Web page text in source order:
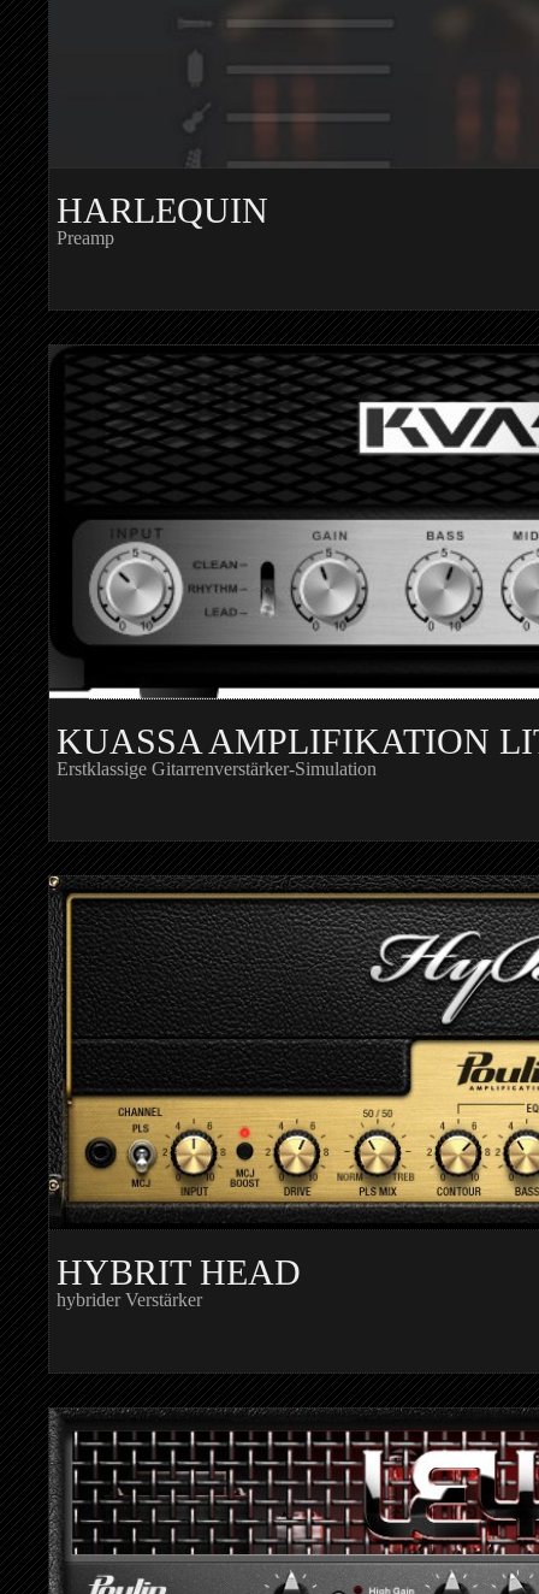
HARLEQUIN
Preamp
KUASSA AMPLIFIKATION
Erstklassige Gitarrenverstärker-Simulation
HYBRIT HEAD
hybrider Verstärker